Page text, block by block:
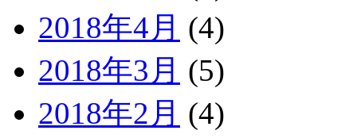
2018年4月 (4)
2018年3月 (5)
2018年2月 (4)